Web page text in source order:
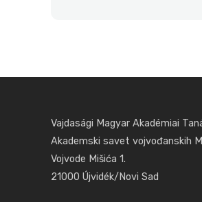
Vajdasági Magyar Akadémiai
Akademski savet vojvođanskih
Vojvode Mišića 1.
21000 Újvidék/Novi Sad